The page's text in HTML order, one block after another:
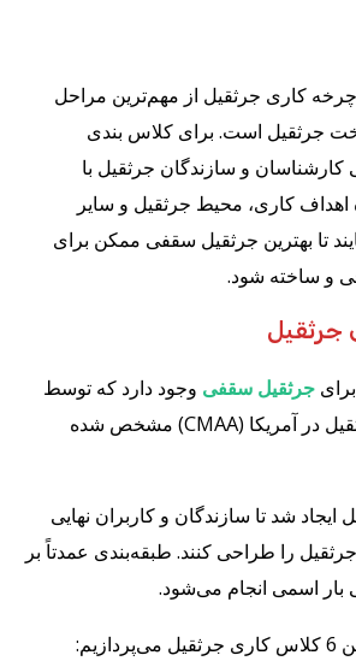
کاری جرثقیل از مهم‌ترین مراحل
جرثقیل است. برای کلاس بندی
و سازندگان جرثقیل با
کاری، محیط جرثقیل و سایر
تا بهترین جرثقیل سقفی ممکن برای
و ساخته شود.
جرثقیل
جرثقیل سقفی وجود دارد که توسط
انجمن سازندگان جرثقیل در آمریکا (CMAA) مشخص شده
شد تا سازندگان و کاربران نهایی
جرثقیل را طراحی کنند. طبقه‌بندی عمدتاً بر
اسمی انجام می‌شود.